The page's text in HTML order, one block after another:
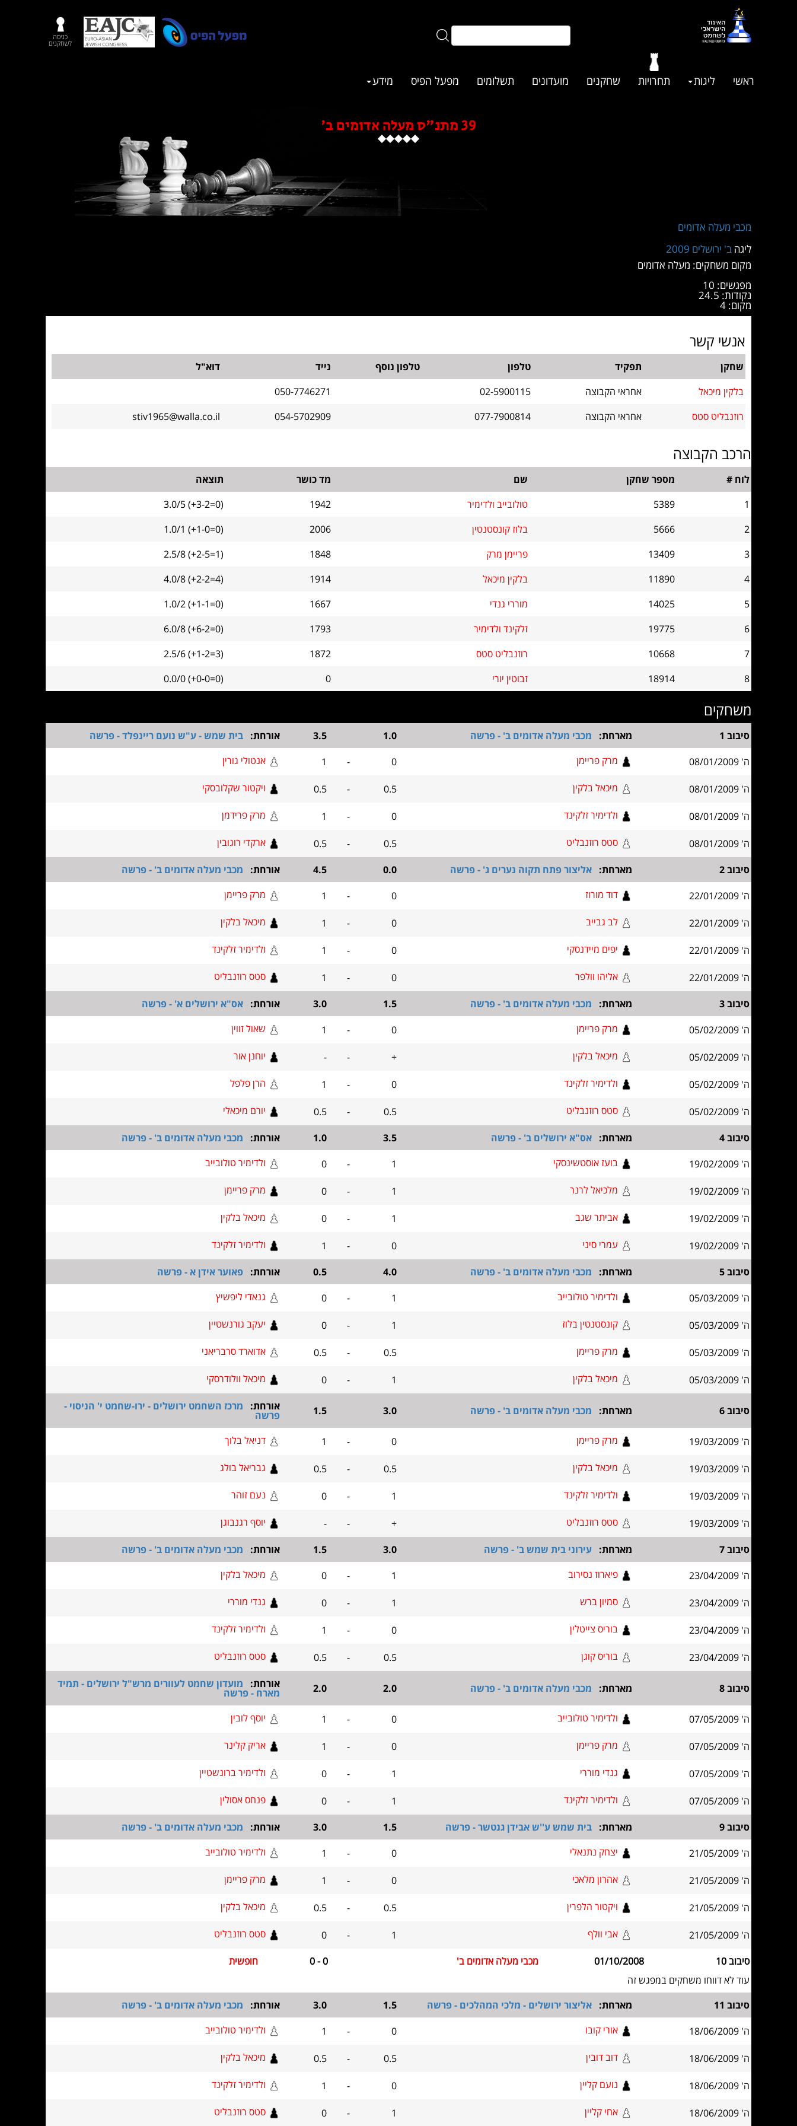
כניסה
לשחקנים
ראשי ליגות תחרויות שחקנים מועדונים תשלומים מפעל הפיס מידע
39 מתנ"ס מעלה אדומים ב'
מכבי מעלה אדומים
ליגה ב' ירושלים 2009
מקום משחקים: מעלה אדומים
מפגשים: 10
נקודות: 24.5
מקום: 4
אנשי קשר
שחקן תפקיד טלפון טלפון נוסף נייד
דוא"ל
בלקין מיכאל
אחראי הקבוצה 02-5900115
050-7746271
רוזנבליט סטס
אחראי הקבוצה 077-7900814
054-5702909
stiv1965@walla.co.il
הרכב הקבוצה
לוח # מספר שחקן שם מד כושר
תוצאה
1
5389 טולובייב ולדימיר 1942
3.0/5 (+3-2=0)
2
5666 בלוז קונסטנטין 2006
1.0/1 (+1-0=0)
3
13409 פריימן מרק 1848
2.5/8 (+2-5=1)
4
11890 בלקין מיכאל 1914
4.0/8 (+2-2=4)
5
14025 מוררי גנדי 1667
1.0/2 (+1-1=0)
6
19775 זלקינד ולדימיר 1793
6.0/8 (+6-2=0)
7
10668 רוזנבליט סטס 1872
2.5/6 (+1-2=3)
8
18914 זבוטין יורי 0
0.0/0 (+0-0=0)
משחקים
סיבוב 1 מארחת: מכבי מעלה אדומים ב' - פרשה 1.0
3.5 אורחת: בית שמש - ע"ש נועם ריינפלד - פרשה
ה' 08/01/2009
מרק פריימן 0
-
1 אנטולי גורין
ה' 08/01/2009 מיכאל בלקין 0.5
-
0.5 ויקטור שקלובסקי
ה' 08/01/2009 ולדימיר זלקינד 0
-
1 מרק פרידמן
ה' 08/01/2009 סטס רוזנבליט 0.5
-
0.5 ארקדי רוגובין
סיבוב 2 מארחת: אליצור פתח תקוה נערים ג' - פרשה 0.0
4.5 אורחת: מכבי מעלה אדומים ב' - פרשה
ה' 22/01/2009
דוד מורוז 0
-
1 מרק פריימן
ה' 22/01/2009 לב גבייב 0
-
1 מיכאל בלקין
ה' 22/01/2009 יפים מיידנסקי 0
-
1 ולדימיר זלקינד
ה' 22/01/2009 אליהו וולפר 0
-
1 סטס רוזנבליט
סיבוב 3 מארחת: מכבי מעלה אדומים ב' - פרשה 1.5
3.0 אורחת: אס"א ירושלים א' - פרשה
ה' 05/02/2009
מרק פריימן 0
-
1 שאול זווין
ה' 05/02/2009 מיכאל בלקין +
-
- יוחנן אור
ה' 05/02/2009 ולדימיר זלקינד 0
-
1 הרן פלפל
ה' 05/02/2009 סטס רוזנבליט 0.5
-
0.5 יורם מיכאלי
סיבוב 4 מארחת: אס"א ירושלים ב' - פרשה 3.5
1.0 אורחת: מכבי מעלה אדומים ב' - פרשה
ה' 19/02/2009
בועז אוסטשינסקי 1
-
0 ולדימיר טולובייב
ה' 19/02/2009 מלכיאל לרנר 1
-
0 מרק פריימן
ה' 19/02/2009 אביתר שגב 1
-
0 מיכאל בלקין
ה' 19/02/2009 עמרי סיני 0
-
1 ולדימיר זלקינד
סיבוב 5 מארחת: מכבי מעלה אדומים ב' - פרשה 4.0
0.5 אורחת: פאוער אידן א - פרשה
ה' 05/03/2009
ולדימיר טולובייב 1
-
0 גנאדי ליפשיץ
ה' 05/03/2009 קונסטנטין בלוז 1
-
0 יעקב גורנשטיין
ה' 05/03/2009 מרק פריימן 0.5
-
0.5 אדוארד סרבריאני
ה' 05/03/2009 מיכאל בלקין 1
-
0 מיכאל וולודרסקי
סיבוב 6 מארחת: מכבי מעלה אדומים ב' - פרשה 3.0
1.5 אורחת: מרכז השחמט ירושלים - ירו-שחמט י' הניסוי -
פרשה
ה' 19/03/2009
מרק פריימן 0
-
1 דניאל בלוך
ה' 19/03/2009 מיכאל בלקין 0.5
-
0.5 גבריאל בולג
ה' 19/03/2009 ולדימיר זלקינד 1
-
0 נעם זוהר
ה' 19/03/2009 סטס רוזנבליט +
-
- יוסף רגנבוגן
סיבוב 7 מארחת: עירוני בית שמש ב' - פרשה 3.0
1.5 אורחת: מכבי מעלה אדומים ב' - פרשה
ה' 23/04/2009
פיארוז נסירוב 1
-
0 מיכאל בלקין
ה' 23/04/2009 סמיון ברש 1
-
0 גנדי מוררי
ה' 23/04/2009 בוריס צייטלין 0
-
1 ולדימיר זלקינד
ה' 23/04/2009 בוריס קוגן 0.5
-
0.5 סטס רוזנבליט
סיבוב 8 מארחת: מכבי מעלה אדומים ב' - פרשה 2.0
2.0 אורחת: מועדון שחמט לעוורים מרש"ל ירושלים - תמיד
מארח - פרשה
ה' 07/05/2009
ולדימיר טולובייב 0
-
1 יוסף לובין
ה' 07/05/2009 מרק פריימן 0
-
1 אריק קלינר
ה' 07/05/2009 גנדי מוררי 1
-
0 ולדימיר ברונשטיין
ה' 07/05/2009 ולדימיר זלקינד 1
-
0 פנחס אסולין
סיבוב 9 מארחת: בית שמש ע''ש אבידן גנטשר - פרשה 1.5
3.0 אורחת: מכבי מעלה אדומים ב' - פרשה
ה' 21/05/2009
יצחק נתנאלי 0
-
1 ולדימיר טולובייב
ה' 21/05/2009 אהרון מלאכי 0
-
1 מרק פריימן
ה' 21/05/2009 ויקטור הלפרין 0.5
-
0.5 מיכאל בלקין
ה' 21/05/2009 אבי וולף 1
-
0 סטס רוזנבליט
סיבוב 10 01/10/2008 מכבי מעלה אדומים ב' 0 - 0
חופשית
עוד לא דווחו משחקים במפגש זה
סיבוב 11
מארחת: אליצור ירושלים - מלכי המהלכים - פרשה 1.5
3.0 אורחת: מכבי מעלה אדומים ב' - פרשה
ה' 18/06/2009
אורי קובו 0
-
1 ולדימיר טולובייב
ה' 18/06/2009 דוב דובין 0.5
-
0.5 מיכאל בלקין
ה' 18/06/2009 נועם קליין 0
-
1 ולדימיר זלקינד
ה' 18/06/2009 אחי קליין 1
-
0 סטס רוזנבליט